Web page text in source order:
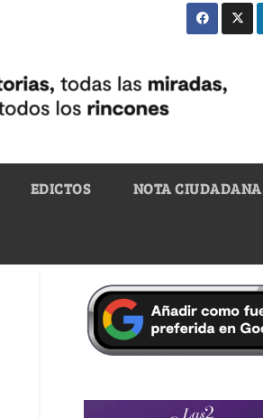
EDICTOS NOTA CIUDADANA